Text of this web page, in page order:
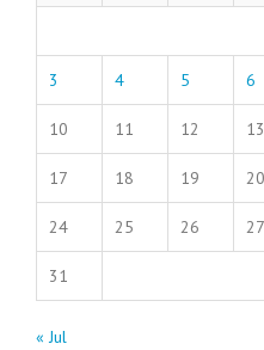
3 4 5 6
10 11 12 13
17 18 19 20
24 25 26 27
31
« Jul